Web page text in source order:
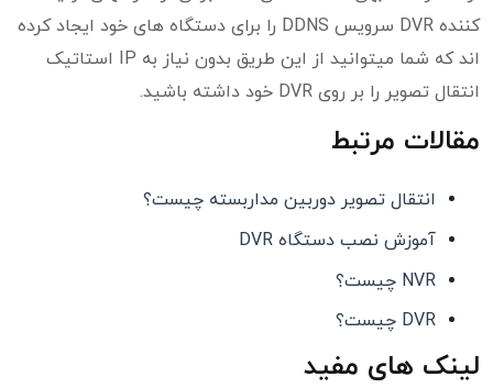
کننده DVR سرویس DDNS را برای دستگاه های خود ایجاد کرده
اند که شما میتوانید از این طریق بدون نیاز به IP استاتیک
انتقال تصویر را بر روی DVR خود داشته باشید.
مقالات مرتبط
انتقال تصویر دوربین مداربسته چیست؟
آموزش نصب دستگاه DVR
NVR چیست؟
DVR چیست؟
لینک های مفید